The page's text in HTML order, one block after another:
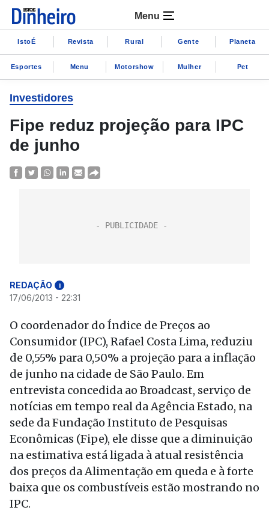
Menu
IstoÉ Revista Rural Gente Planeta
Esportes Menu Motorshow Mulher Pet
Investidores
Fipe reduz projeção para IPC
de junho
REDAÇÃO i
17/06/2013 - 22:31
O coordenador do Índice de Preços ao
Consumidor (IPC), Rafael Costa Lima, reduziu
de 0,55% para 0,50% a projeção para a inflação
de junho na cidade de São Paulo. Em
entrevista concedida ao Broadcast, serviço de
notícias em tempo real da Agência Estado, na
sede da Fundação Instituto de Pesquisas
Econômicas (Fipe), ele disse que a diminuição
na estimativa está ligada à atual resistência
dos preços da Alimentação em queda e à forte
baixa que os combustíveis estão mostrando no
IPC.